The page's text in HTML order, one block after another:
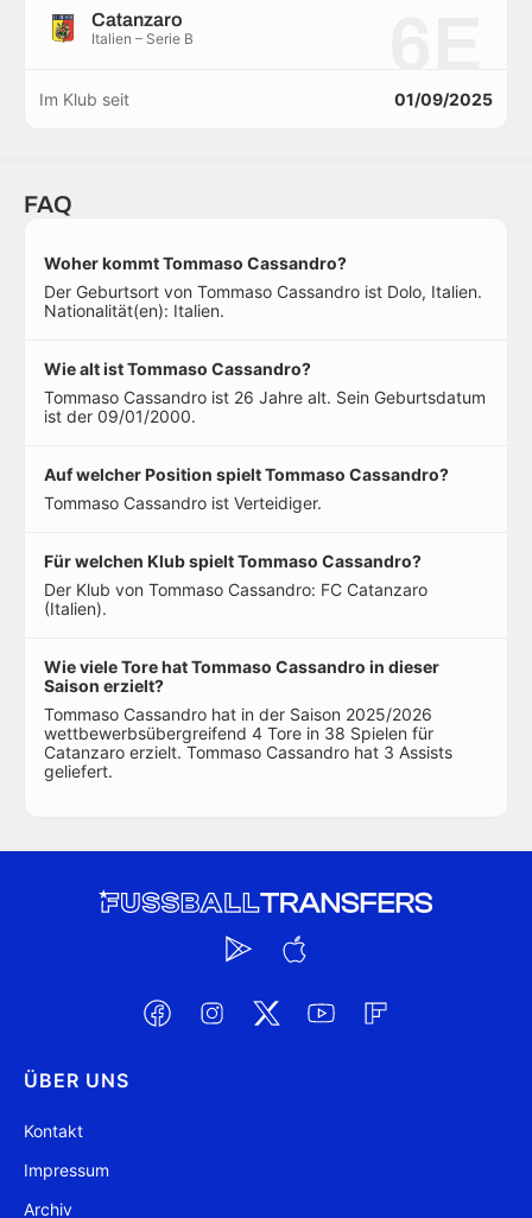
Catanzaro
Italien – Serie B
Im Klub seit 01/09/2025
FAQ
Woher kommt Tommaso Cassandro?
Der Geburtsort von Tommaso Cassandro ist Dolo, Italien.
Nationalität(en): Italien.
Wie alt ist Tommaso Cassandro?
Tommaso Cassandro ist 26 Jahre alt. Sein Geburtsdatum
ist der 09/01/2000.
Auf welcher Position spielt Tommaso Cassandro?
Tommaso Cassandro ist Verteidiger.
Für welchen Klub spielt Tommaso Cassandro?
Der Klub von Tommaso Cassandro: FC Catanzaro
(Italien).
Wie viele Tore hat Tommaso Cassandro in dieser
Saison erzielt?
Tommaso Cassandro hat in der Saison 2025/2026
wettbewerbsübergreifend 4 Tore in 38 Spielen für
Catanzaro erzielt. Tommaso Cassandro hat 3 Assists
geliefert.
ÜBER UNS
Kontakt
Impressum
Archiv